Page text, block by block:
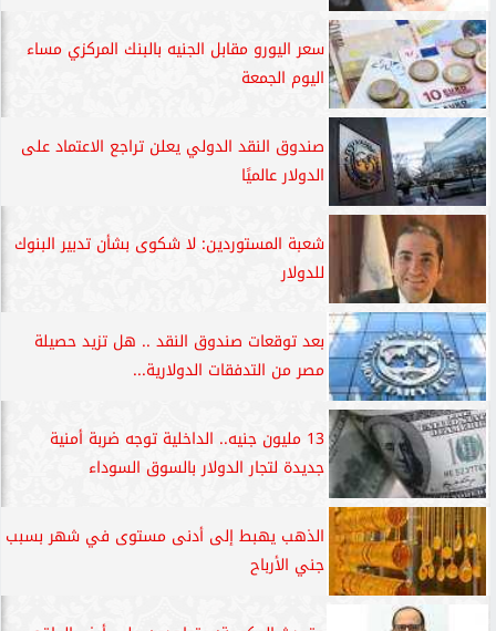
سعر اليورو مقابل الجنيه بالبنك المركزي مساء
اليوم الجمعة
صندوق النقد الدولي يعلن تراجع الاعتماد على
الدولار عالميًا
شعبة المستوردين: لا شكوى بشأن تدبير البنوك
للدولار
بعد توقعات صندوق النقد .. هل تزيد حصيلة
مصر من التدفقات الدولارية...
13 مليون جنيه.. الداخلية توجه ضربة أمنية
جديدة لتجار الدولار بالسوق السوداء
الذهب يهبط إلى أدنى مستوى في شهر بسبب
جني الأرباح